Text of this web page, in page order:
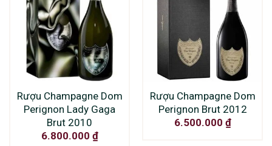
Rượu Champagne Dom
Perignon Lady Gaga
Brut 2010
6.800.000 ₫
Rượu Champagne Dom
Perignon Brut 2012
6.500.000 ₫